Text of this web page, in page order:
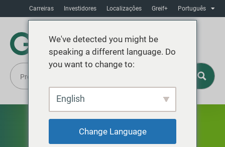
Carreiras Investidores Localizaçôes Greif+ Português
We've detected you might be
speaking a different language. Do
you want to change to:
English
Change Language